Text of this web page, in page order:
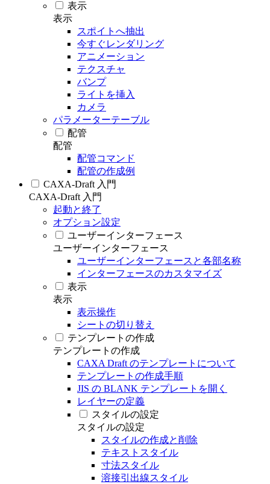
表示
表示
スポイトへ抽出
今すぐレンダリング
アニメーション
テクスチャ
バンプ
ライトを挿入
カメラ
パラメーターテーブル
配管
配管
配管コマンド
配管の作成例
CAXA-Draft 入門
CAXA-Draft 入門
起動と終了
オプション設定
ユーザーインターフェース
ユーザーインターフェース
ユーザーインターフェースと各部名称
インターフェースのカスタマイズ
表示
表示
表示操作
シートの切り替え
テンプレートの作成
テンプレートの作成
CAXA Draft のテンプレートについて
テンプレートの作成手順
JIS の BLANK テンプレートを開く
レイヤーの定義
スタイルの設定
スタイルの設定
スタイルの作成と削除
テキストスタイル
寸法スタイル
溶接引出線スタイル